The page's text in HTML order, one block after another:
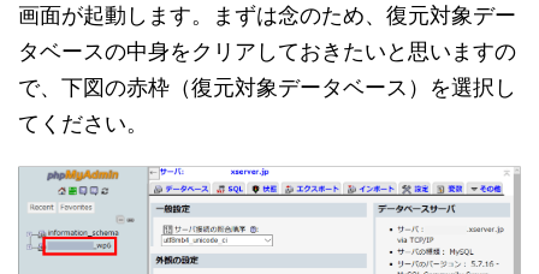
画面が起動します。まずは念のため、復元対象デー
タベースの中身をクリアしておきたいと思いますの
で、下図の赤枠（復元対象データベース）を選択し
てください。